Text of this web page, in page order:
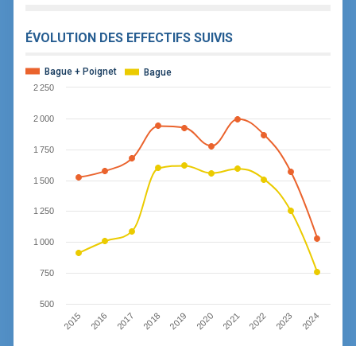
ÉVOLUTION DES EFFECTIFS SUIVIS
Bague + Poignet Bague
2015 2016 2017 2018 2019 2020 2021 2022 2023 2024
500
750
1 000
1 250
1 500
1 750
2 000
2 250